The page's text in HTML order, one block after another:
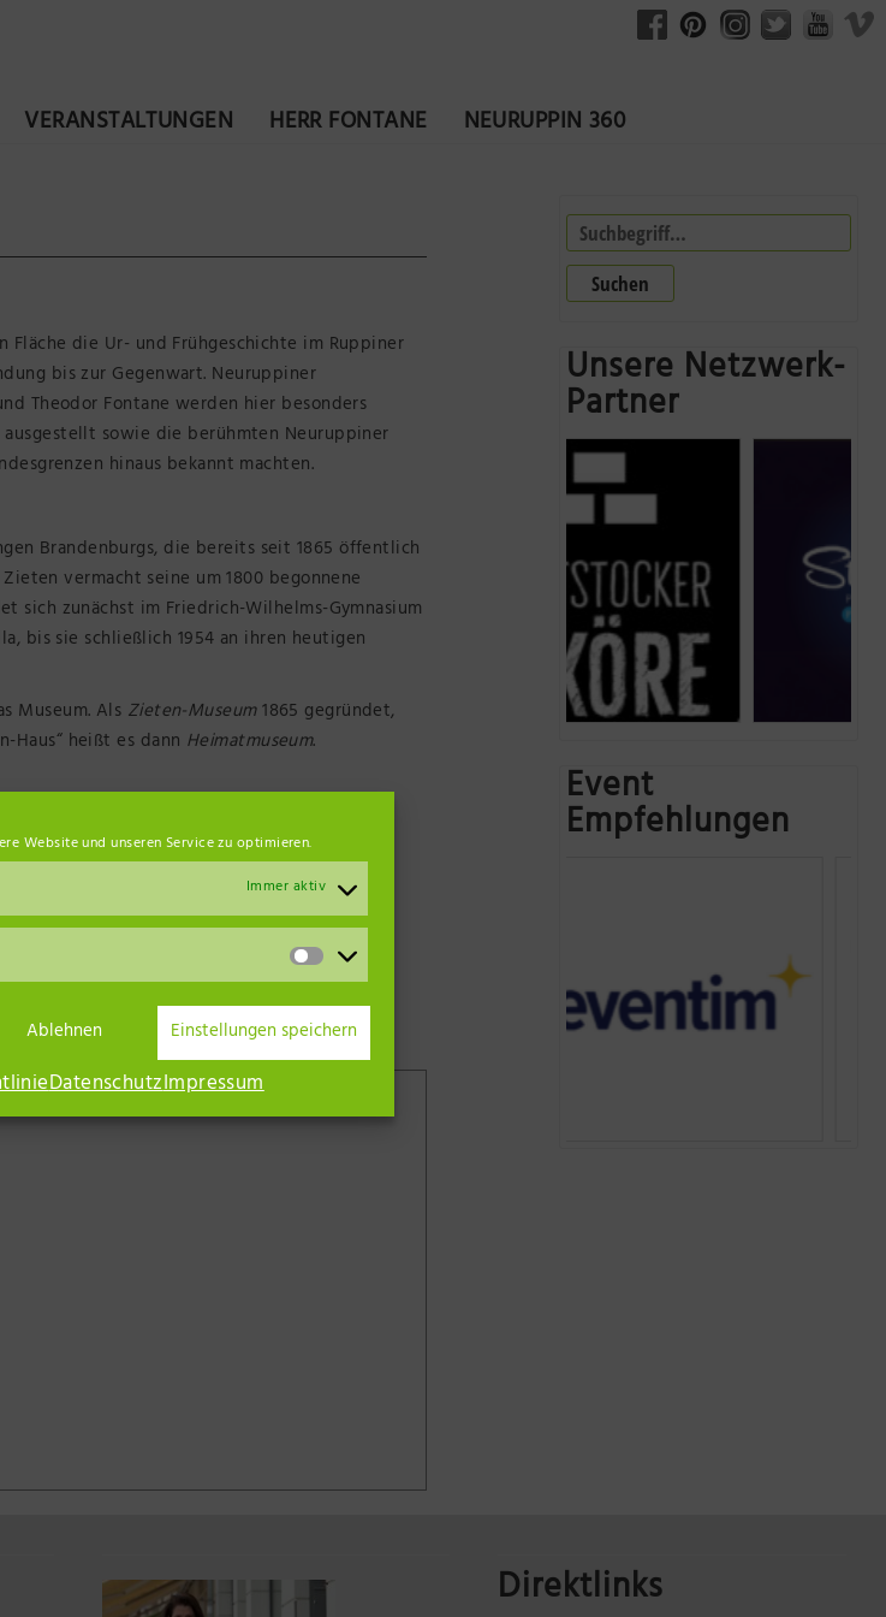
Website und unseren Service zu optimieren.
Immer aktiv
Ablehnen Einstellungen speichern
DatenschutzImpressum
VERANSTALTUNGEN HERR FONTANE NEURUPPIN 360
die Ur- und Frühgeschichte im Ruppiner
bis zur Gegenwart. Neuruppiner
Theodor Fontane werden hier besonders
sowie die berühmten Neuruppiner
hinaus bekannt machten.
Brandenburgs, die bereits seit 1865 öffentlich
vermacht seine um 1800 begonnene
sich zunächst im Friedrich-Wilhelms-Gymnasium
bis sie schließlich 1954 an ihren heutigen
Museum. Als Zieten-Museum1865 gegründet,
Haus“ heißt es dann Heimatmuseum.
Suchen
Unsere Netzwerk-
Partner
Event
Empfehlungen
Direktlinks